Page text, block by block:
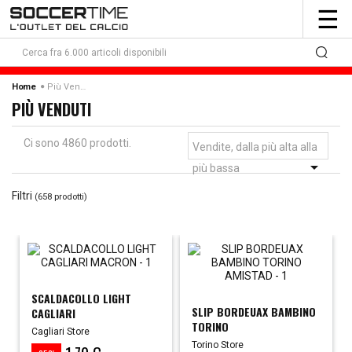
☰
Home
PIÙ VENDUTI
Ci sono 4860 prodotti.
Vendite, dalla più alta alla
più bassa

Filtri (658 prodotti)
SCALDACOLLO LIGHT
CAGLIARI
Cagliari Store
SLIP BORDEUAX BAMBINO
TORINO
Torino Store